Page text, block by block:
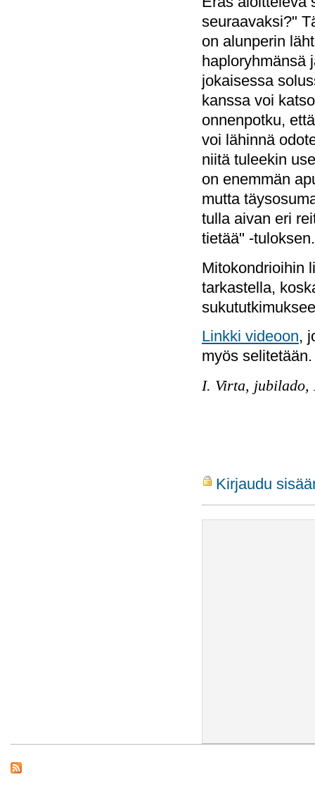
seuraavaksi?"
on alunperin
haploryhmänsä
jokaisessa
kanssa voi
onnenpotku,
voi lähinnä
niitä tuleekin
on enemmän
mutta
tulla aivan eri
tietää" -tuloksen.
Mitokondrioihin
tarkastella,
Linkki videoon,
myös selitetään.
I. Virta, jubilado,
Kirjaudu